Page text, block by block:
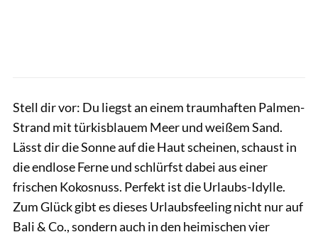
Stell dir vor: Du liegst an einem traumhaften Palmen-
Strand mit türkisblauem Meer und weißem Sand.
Lässt dir die Sonne auf die Haut scheinen, schaust in
die endlose Ferne und schlürfst dabei aus einer
frischen Kokosnuss. Perfekt ist die Urlaubs-Idylle.
Zum Glück gibt es dieses Urlaubsfeeling nicht nur auf
Bali & Co., sondern auch in den heimischen vier